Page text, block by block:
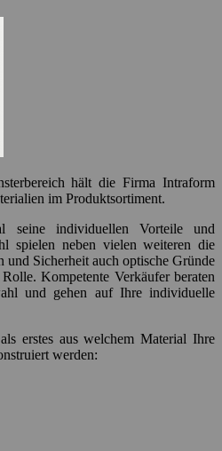
hält die Firma Intraform
im Produktsortiment.
seine individuellen Vorteile und
spielen neben vielen weiteren die
und Sicherheit auch optische Gründe
Kompetente Verkäufer beraten
und gehen auf Ihre individuelle
erstes aus welchem Material Ihre
werden: